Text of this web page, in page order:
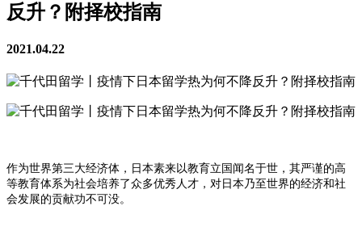
反升？附择校指南
2021.04.22
作为世界第三大经济体，日本素来以教育立国闻名于世，其严谨的高
等教育体系为社会培养了众多优秀人才，对日本乃至世界的经济和社
会发展的贡献功不可没。